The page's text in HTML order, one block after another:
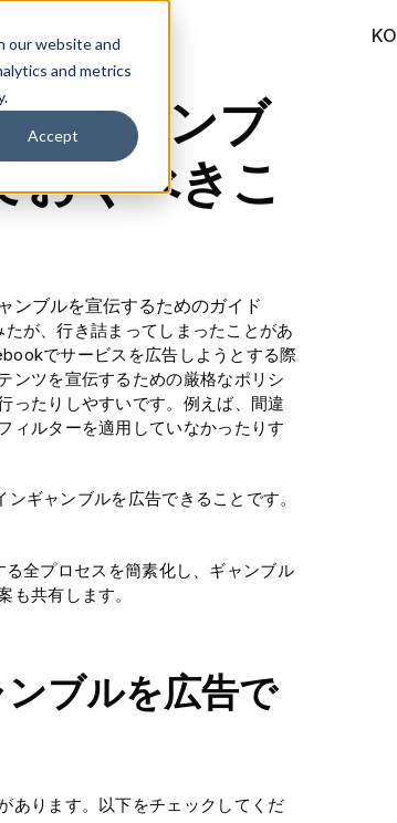
our website and
and metrics
Accept
KO
ギャンブ
おくべきこ
が、行き詰まってしまったことがあ
でサービスを広告しようとする際
ンツを宣伝するための厳格なポリシ
ったりしやすいです。例えば、間違
ィルターを適用していなかったりす
ギャンブルを広告できることです。
全プロセスを簡素化し、ギャンブル
共有します。
ブルを広告で
あります。以下をチェックしてくだ